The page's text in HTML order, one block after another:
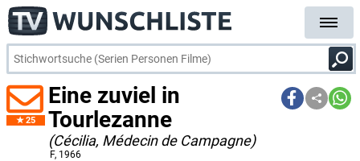
25
Eine zuviel in
Tourlezanne
(Cécilia, Médecin de Campagne)
F, 1966